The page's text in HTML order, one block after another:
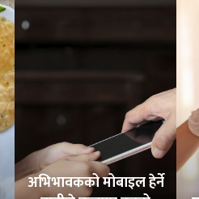
अभिभावकको मोबाइल हेर्ने